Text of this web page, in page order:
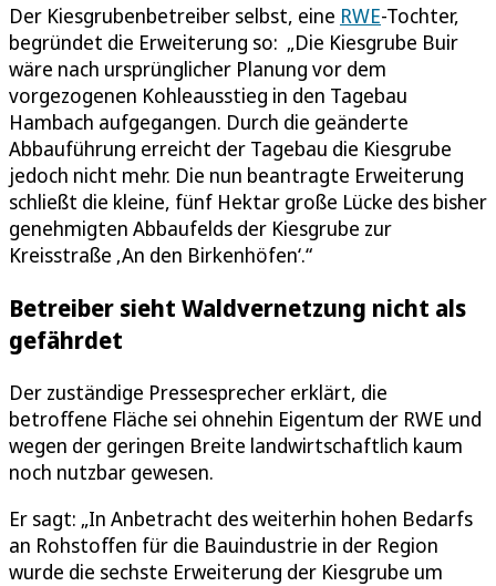
Der Kiesgrubenbetreiber selbst, eine RWE-Tochter,
begründet die Erweiterung so: „Die Kiesgrube Buir
wäre nach ursprünglicher Planung vor dem
vorgezogenen Kohleausstieg in den Tagebau
Hambach aufgegangen. Durch die geänderte
Abbauführung erreicht der Tagebau die Kiesgrube
jedoch nicht mehr. Die nun beantragte Erweiterung
schließt die kleine, fünf Hektar große Lücke des bisher
genehmigten Abbaufelds der Kiesgrube zur
Kreisstraße ‚An den Birkenhöfen‘.“
Betreiber sieht Waldvernetzung nicht als
gefährdet
Der zuständige Pressesprecher erklärt, die
betroffene Fläche sei ohnehin Eigentum der RWE und
wegen der geringen Breite landwirtschaftlich kaum
noch nutzbar gewesen.
Er sagt: „In Anbetracht des weiterhin hohen Bedarfs
an Rohstoffen für die Bauindustrie in der Region
wurde die sechste Erweiterung der Kiesgrube um